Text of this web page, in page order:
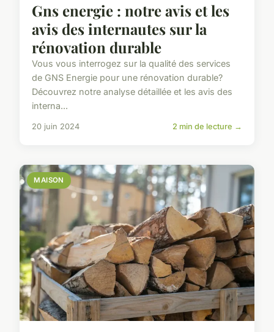
Gns energie : notre avis et les
avis des internautes sur la
rénovation durable
Vous vous interrogez sur la qualité des services
de GNS Energie pour une rénovation durable?
Découvrez notre analyse détaillée et les avis des
interna...
20 juin 2024 2 min de lecture →
MAISON